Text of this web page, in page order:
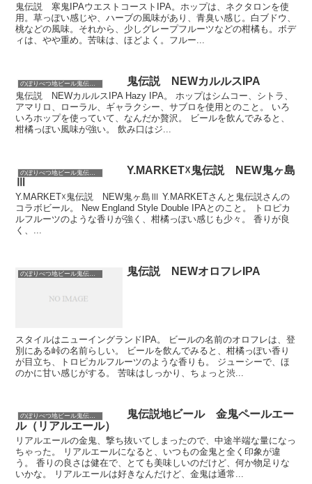
鬼伝説 寒鬼IPAウエストコーストIPA。ホップは、ネクタロンを使
用。草っぽい感じや、ハーブの風味があり、青臭い感じ。白ブドウ、
桃などの風味。それから、少しグレープフルーツなどの柑橘も。ボデ
ィは、やや重め。苦味は、ほどよく。フルー...
のぼりべつ地ビール鬼伝説（北海道） 鬼伝説 NEWカルルスIPA
鬼伝説 NEWカルルスIPA Hazy IPA。 ホップはシムコー、シトラ、
アマリロ、ローラル、ギャラクシー、サブロを使用とのこと。 いろ
いろホップを使っていて、なんだか贅沢。 ビールを飲んでみると、
柑橘っぽい風味が強い。 飲み口はジ...
のぼりべつ地ビール鬼伝説（北海道）
Y.MARKET☓鬼伝説 NEW鬼ヶ島
Y.MARKET☓鬼伝説 NEW鬼ヶ島Ⅲ Y.MARKETさんと鬼伝説さんの
コラボビール。 New England Style Double IPAとのこと。 トロピカ
ルフルーツのような香りが強く、柑橘っぽい感じも少々。 香りが良
く、...
のぼりべつ地ビール鬼伝説（北海道） 鬼伝説 NEWオロフレIPA
スタイルはニューイングランドIPA。 ビールの名前のオロフレは、登
別にある峠の名前らしい。 ビールを飲んでみると、柑橘っぽい香り
が目立ち、トロピカルフルーツのような香りも。 ジューシーで、ほ
のかに甘い感じがする。 苦味はしっかり、ちょっと渋...
のぼりべつ地ビール鬼伝説（北海道）
鬼伝説地ビール 金鬼ペールエー
ル（リアルエール）
リアルエールの金鬼、撃ち抜いてしまったので、中途半端な量になっ
ちゃった。 リアルエールになると、いつもの金鬼と全く印象が違
う。 香りの良さは健在で、とても美味しいのだけど、何か物足りな
いかな。 リアルエールは好きなんだけど、金鬼は通常...